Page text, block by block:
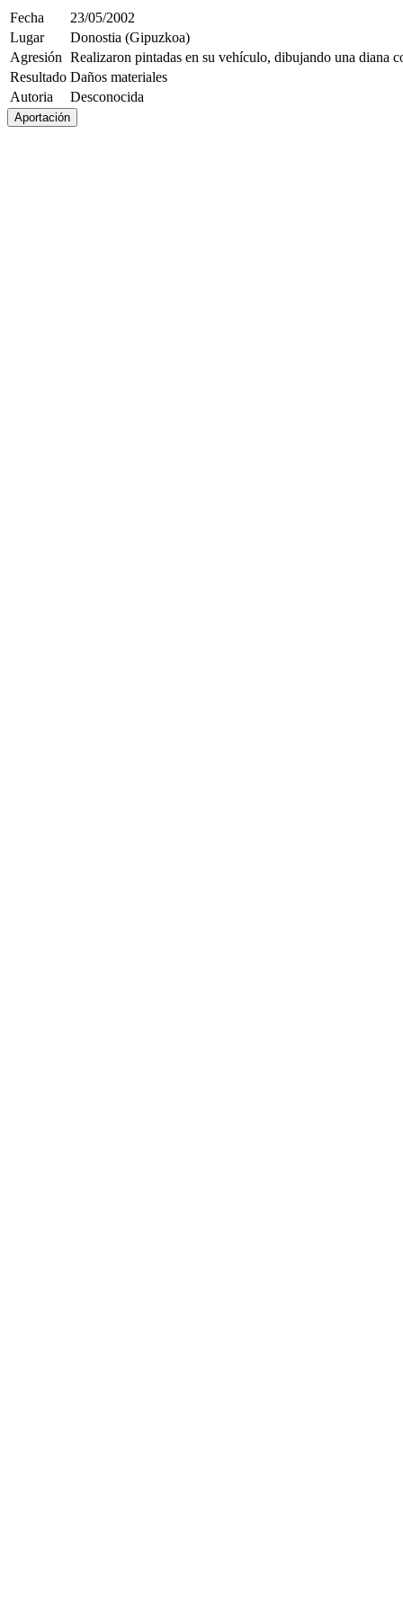
Fecha
23/05/2002
Lugar
Donostia (Gipuzkoa)
Agresión Realizaron pintadas en su vehículo, dibujando una diana
Resultado Daños materiales
Autoria
Desconocida